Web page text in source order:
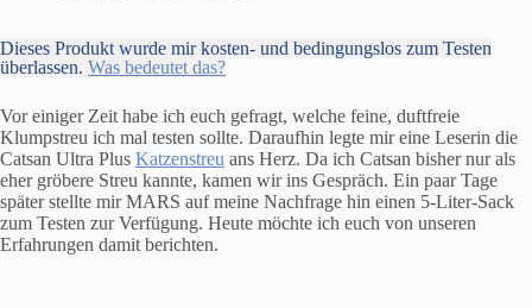
Dieses Produkt wurde mir kosten- und bedingungslos zum Testen
überlassen. Was bedeutet das?
Vor einiger Zeit habe ich euch gefragt, welche feine, duftfreie
Klumpstreu ich mal testen sollte. Daraufhin legte mir eine Leserin die
Catsan Ultra Plus Katzenstreu ans Herz. Da ich Catsan bisher nur als
eher gröbere Streu kannte, kamen wir ins Gespräch. Ein paar Tage
später stellte mir MARS auf meine Nachfrage hin einen 5-Liter-Sack
zum Testen zur Verfügung. Heute möchte ich euch von unseren
Erfahrungen damit berichten.